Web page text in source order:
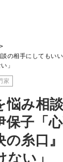
悩み相
保子「
の糸口
ない」
リセツ
子 感性アナ